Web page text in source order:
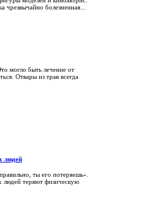
чрезвычайно болезненная...
могло быть лечение от
Отвары из трав всегда
людей
ты его потеряешь».
теряют физическую